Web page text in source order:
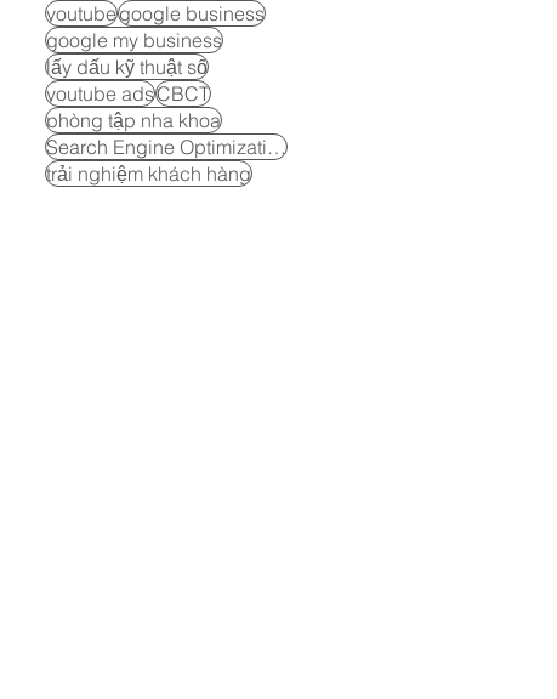
youtubegoogle business
google my business
lấy dấu kỹ thuật số
youtube adsCBCT
phòng tập nha khoa
Search Engine Optimization
trải nghiệm khách hàng